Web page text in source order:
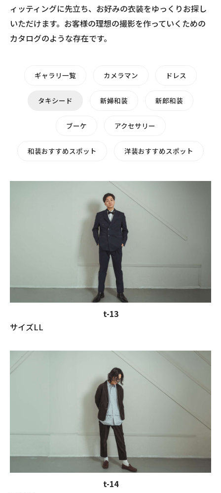
ィッティングに先立ち、お好みの衣装をゆっくりお探し
いただけます。お客様の理想の撮影を作っていくための
カタログのような存在です。
ギャラリ一覧 カメラマン ドレス
タキシード 新婦和装 新郎和装
ブーケ アクセサリー
和装おすすめスポット 洋装おすすめスポット
t-13
サイズLL
t-14